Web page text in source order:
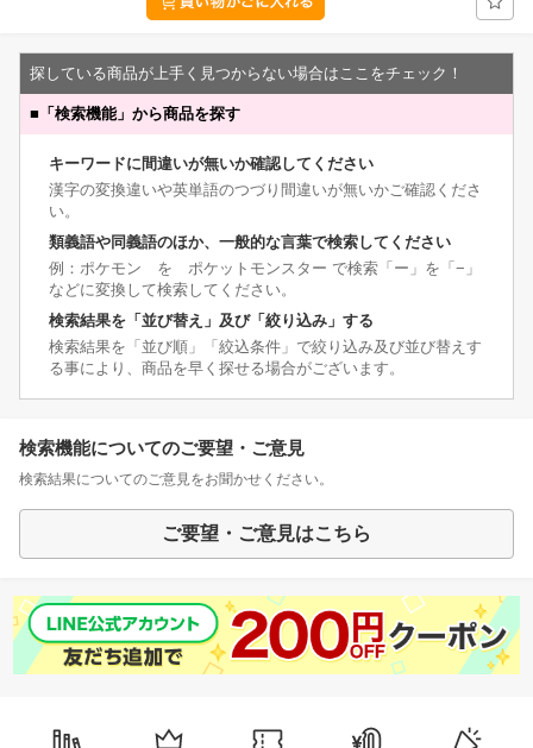
探している商品が上手く見つからない場合はここをチェック！
■ 「検索機能」から商品を探す
キーワードに間違いが無いか確認してください
漢字の変換違いや英単語のつづり間違いが無いかご確認くださ
い。
類義語や同義語のほか、一般的な言葉で検索してください
例：ポケモン を ポケットモンスター で検索「ー」を「−」
などに変換して検索してください。
検索結果を「並び替え」及び「絞り込み」する
検索結果を「並び順」「絞込条件」で絞り込み及び並び替えす
る事により、商品を早く探せる場合がございます。
検索機能についてのご要望・ご意見
検索結果についてのご意見をお聞かせください。
ご要望・ご意見はこちら